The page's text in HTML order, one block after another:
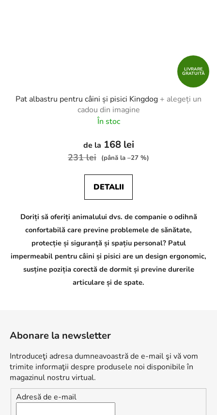
LIVRARE
GRATUITĂ
Pat albastru pentru câini și pisici Kingdog + alegeți un
cadou din imagine
În stoc
de la 168 lei
231 lei (până la –27 %)
DETALII
Doriți să oferiți animalului dvs. de companie o odihnă
confortabilă care previne problemele de sănătate,
protecție și siguranță și spațiu personal? Patul
impermeabil pentru câini și pisici are un design ergonomic,
susține poziția corectă de dormit și previne durerile
articulare și de spate.
Abonare la newsletter
Introduceţi adresa dumneavoastră de e-mail şi vă vom
trimite informaţii despre produsele noi disponibile în
magazinul nostru virtual.
Adresă de e-mail